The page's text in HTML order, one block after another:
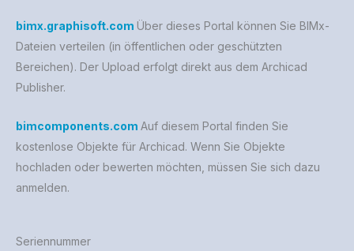
bimx.graphisoft.com Über dieses Portal können Sie BIMx-
Dateien verteilen (in öffentlichen oder geschützten
Bereichen). Der Upload erfolgt direkt aus dem Archicad
Publisher.
bimcomponents.com Auf diesem Portal finden Sie
kostenlose Objekte für Archicad. Wenn Sie Objekte
hochladen oder bewerten möchten, müssen Sie sich dazu
anmelden.
Seriennummer